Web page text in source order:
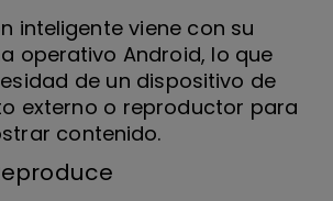
inteligente viene con su
operativo Android, lo que
de un dispositivo de
externo o reproductor para
contenido.